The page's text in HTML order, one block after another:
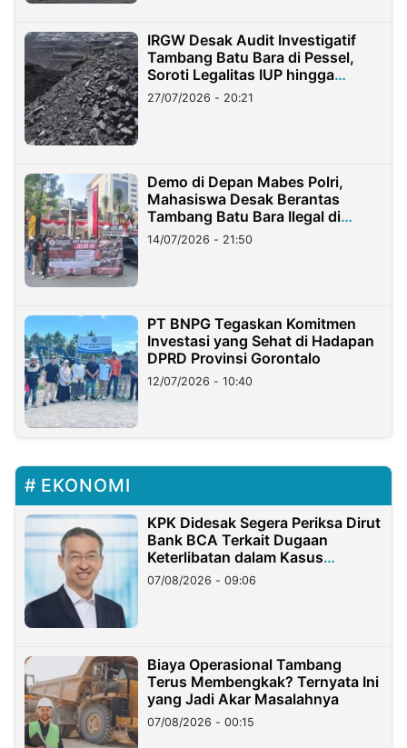
IRGW Desak Audit Investigatif
Tambang Batu Bara di Pessel,
Soroti Legalitas IUP hingga
Stockpile
27/07/2026 - 20:21
Demo di Depan Mabes Polri,
Mahasiswa Desak Berantas
Tambang Batu Bara Ilegal di
Lampung
14/07/2026 - 21:50
PT BNPG Tegaskan Komitmen
Investasi yang Sehat di Hadapan
DPRD Provinsi Gorontalo
12/07/2026 - 10:40
EKONOMI
KPK Didesak Segera Periksa Dirut
Bank BCA Terkait Dugaan
Keterlibatan dalam Kasus
Hilangnya Dana Nasabah Rp2,58
Miliar
07/08/2026 - 09:06
Biaya Operasional Tambang
Terus Membengkak? Ternyata Ini
yang Jadi Akar Masalahnya
07/08/2026 - 00:15